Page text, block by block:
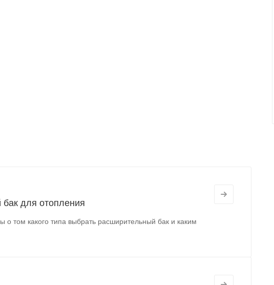
для отопления
о том какого типа выбрать расширительный бак и каким